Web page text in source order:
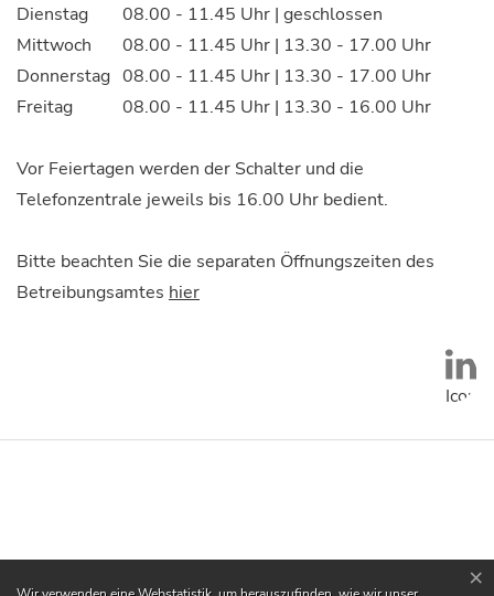
Dienstag
08.00 - 11.45 Uhr | geschlossen
Mittwoch
08.00 - 11.45 Uhr | 13.30 - 17.00 Uhr
Donnerstag 08.00 - 11.45 Uhr | 13.30 - 17.00 Uhr
Freitag
08.00 - 11.45 Uhr | 13.30 - 16.00 Uhr
Vor Feiertagen werden der Schalter und die
Telefonzentrale jeweils bis 16.00 Uhr bedient.
Bitte beachten Sie die separaten Öffnungszeiten des
Betreibungsamtes hier
Icon
×